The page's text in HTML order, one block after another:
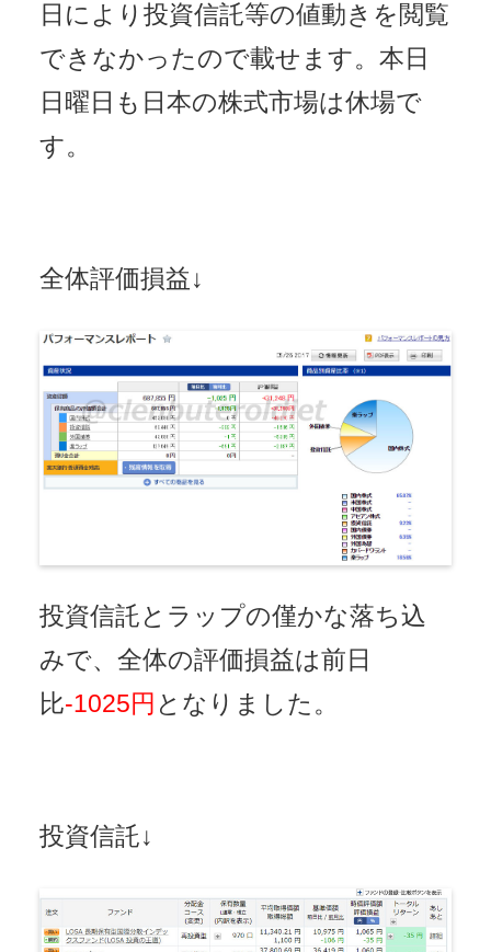
日により投資信託等の値動きを閲覧
できなかったので載せます。本日
日曜日も日本の株式市場は休場で
す。
全体評価損益↓
投資信託とラップの僅かな落ち込
みで、全体の評価損益は前日
比-1025円 となりました。
投資信託↓